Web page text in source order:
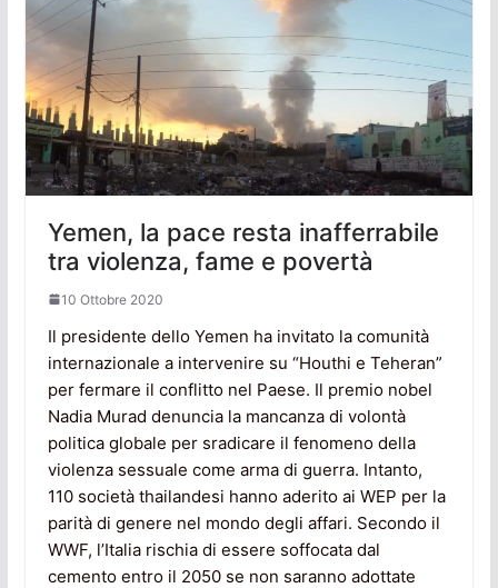
Yemen, la pace resta inafferrabile
tra violenza, fame e povertà
10 Ottobre 2020
Il presidente dello Yemen ha invitato la comunità
internazionale a intervenire su “Houthi e Teheran”
per fermare il conflitto nel Paese. Il premio nobel
Nadia Murad denuncia la mancanza di volontà
politica globale per sradicare il fenomeno della
violenza sessuale come arma di guerra. Intanto,
110 società thailandesi hanno aderito ai WEP per la
parità di genere nel mondo degli affari. Secondo il
WWF, l’Italia rischia di essere soffocata dal
cemento entro il 2050 se non saranno adottate